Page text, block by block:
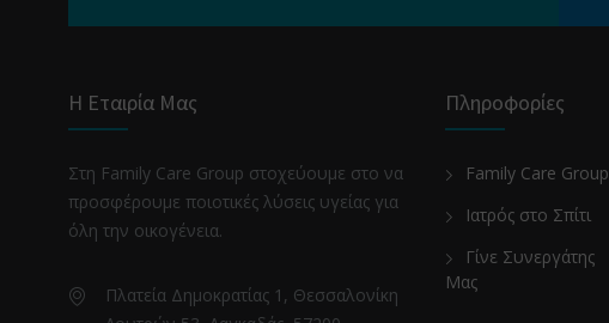
Η Εταιρία Μας
Στη Family Care Group στοχεύουμε στο να
προσφέρουμε ποιοτικές λύσεις υγείας για
όλη την οικογένεια.
Πλατεία Δημοκρατίας 1, Θεσσαλονίκη
Πληροφορίες
Family Care Group
Ιατρός στο Σπίτι
Γίνε Συνεργάτης
Μας